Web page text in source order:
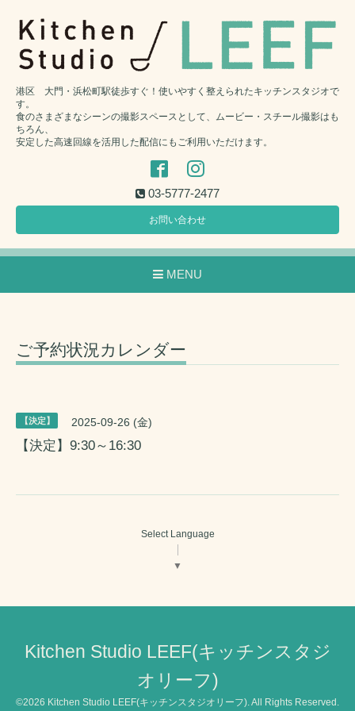
港区 大門・浜松町駅徒歩すぐ！使いやすく整えられたキッチンスタジオで
す。
食のさまざまなシーンの撮影スペースとして、ムービー・スチール撮影はも
ちろん、
安定した高速回線を活用した配信にもご利用いただけます。
03-5777-2477
お問い合わせ
MENU
ご予約状況カレンダー
【決定】 2025-09-26 (金)
【決定】9:30～16:30
Select Language
▼
Kitchen Studio LEEF(キッチンスタジ
オリーフ)
©2026 Kitchen Studio LEEF(キッチンスタジオリーフ) . All Rights Reserved.